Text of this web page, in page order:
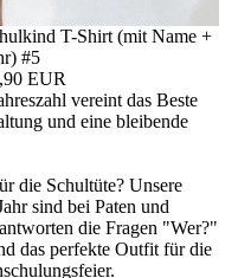
T-Shirt (mit Name +
#5
EUR
vereint das Beste
und eine bleibende
die Schultüte? Unsere
sind bei Paten und
die Fragen "Wer?"
das perfekte Outfit für die